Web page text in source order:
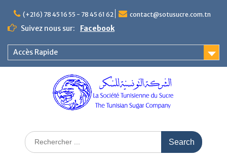
(+216) 78 45 16 55 - 78 45 61 62 contact@sotusucre.com.tn
Suivez nous sur: Facebook
Accès Rapide